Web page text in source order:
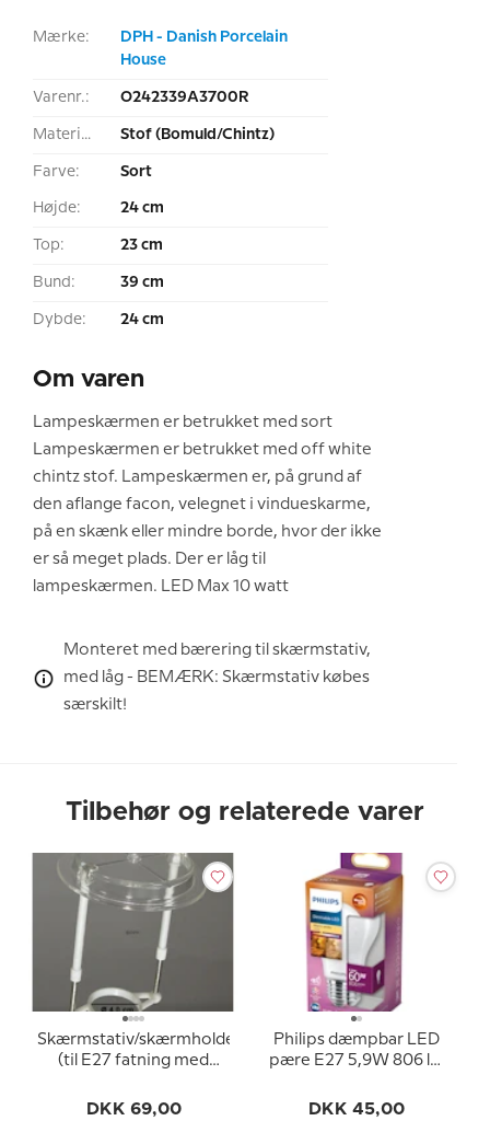
Mærke:
DPH - Danish Porcelain
House
Varenr.: O242339A3700R
Materiale: Stof (Bomuld/Chintz)
Farve: Sort
Højde: 24 cm
Top: 23 cm
Bund: 39 cm
Dybde: 24 cm
Om varen
Lampeskærmen er betrukket med sort
Lampeskærmen er betrukket med off white
chintz stof. Lampeskærmen er, på grund af
den aflange facon, velegnet i vindueskarme,
på en skænk eller mindre borde, hvor der ikke
er så meget plads. Der er låg til
lampeskærmen. LED Max 10 watt
Monteret med bærering til skærmstativ,
med låg - BEMÆRK: Skærmstativ købes
særskilt!
Tilbehør og relaterede varer
Skærmstativ/skærmholder
(til E27 fatning med
DKK 69,00
Philips dæmpbar LED
pære E27 5,9W 806 lm
Hvidt Lys 2200-2700K
DKK 45,00